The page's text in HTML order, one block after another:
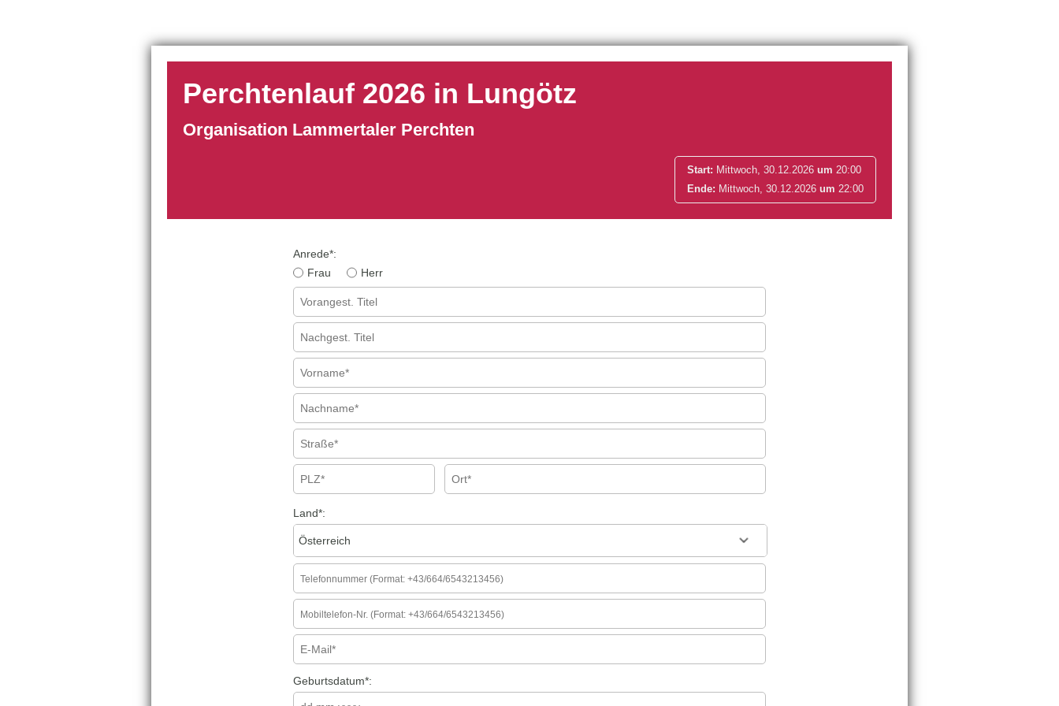
Perchtenlauf 2026 in Lungötz
Organisation Lammertaler Perchten
Start: Mittwoch, 30.12.2026 um 20:00
Ende: Mittwoch, 30.12.2026 um 22:00
Anrede*:
Frau
Herr
Land*:
Geburtsdatum*: